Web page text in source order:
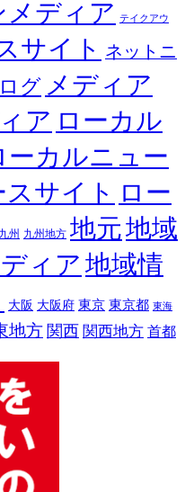
ディア テイクアウ
サイト ネットニ
グ メディア
ア ローカル
ーカルニュー
サイト ロー
九州 九州地方 地元地域
ィア 地域情
大阪 大阪府 東京 東京都 東海
地方 関西 関西地方 首都